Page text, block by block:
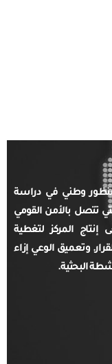
2018. يعتمد على منظور وطني في دراسة
تتصل بالأمن القومي
المركز لتغطية
وتعميق الوعي إزاء
البحثية.